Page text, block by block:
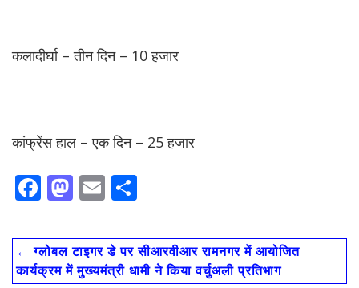
कलादीर्घा – तीन दिन – 10 हजार
कांफ्रेंस हाल – एक दिन – 25 हजार
F
e
b
M
to
d
E
ai
l
ar
e
← ग्लोबल टाइगर डे पर सीआरवीआर रामनगर में आयोजित
कार्यक्रम में मुख्यमंत्री धामी ने किया वर्चुअली प्रतिभाग